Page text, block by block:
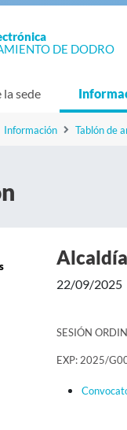
DE DODRO
la sede
Información Tablón de
Alcaldía
22/09/2025
SESIÓN
EXP: 2025/